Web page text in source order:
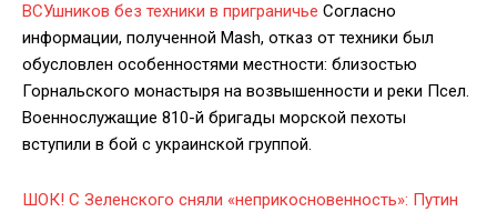
ВСУшников без техники в приграничье Согласно
информации, полученной Mash, отказ от техники был
обусловлен особенностями местности: близостью
Горнальского монастыря на возвышенности и реки Псел.
Военнослужащие 810-й бригады морской пехоты
вступили в бой с украинской группой.
ШОК! С Зеленского сняли «неприкосновенность»: Путин